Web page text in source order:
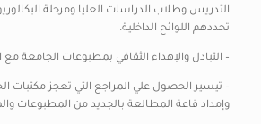
التدريس وطلاب الدراسات العليا ومرحلة
تحددهم اللوائح الداخلية.
– التبادل والإهداء الثقافي بمطبوعات الجامعة مع
– تيسير الحصول علي المراجع التي تعجز مكتبات
وإمداد قاعة المطالعة بالجديد من المطبوعات